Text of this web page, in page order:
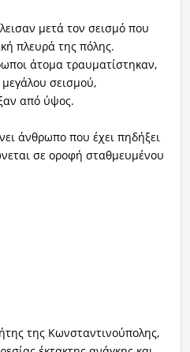
μετά τον σεισμό που
πλευρά της πόλης.
άτομα τραυματίστηκαν,
σεισμού,
από ύψος.
άνθρωπο που έχει πηδήξει
σε οροφή σταθμευμένου
της Κωνσταντινούπολης,